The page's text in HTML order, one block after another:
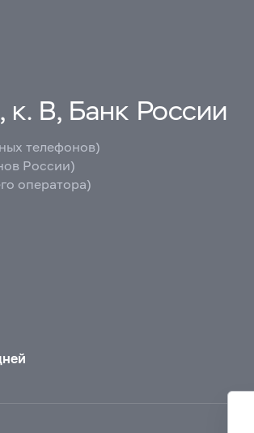
к. В, Банк России
телефонов)
России)
оператора)